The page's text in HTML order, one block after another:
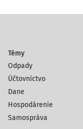
Témy
Odpady
Účtovníctvo
Dane
Hospodárenie
Samospráva